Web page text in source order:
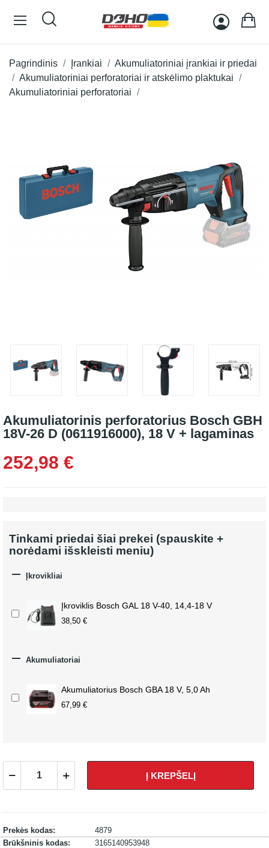
Pagrindinis Įrankiai
Akumuliatoriniai įrankiai ir priedai
Akumuliatoriniai perforatoriai ir atskėlimo plaktukai
Akumuliatoriniai perforatoriai
Akumuliatorinis perforatorius Bosch GBH
18V-26 D (0611916000), 18 V + lagaminas
252,98 €
Tinkami priedai šiai prekei (spauskite +
norėdami išskleisti meniu)
 Įkrovikliai
Įkroviklis Bosch GAL 18 V-40, 14,4-18 V
38,50 €
 Akumuliatoriai
Akumuliatorius Bosch GBA 18 V, 5,0 Ah
67,99 €
Į KREPŠELĮ
Prekės kodas:
4879
Brūkšninis kodas:
3165140953948